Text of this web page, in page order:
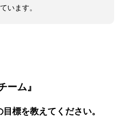
います。
ーム』
標を教えてください。